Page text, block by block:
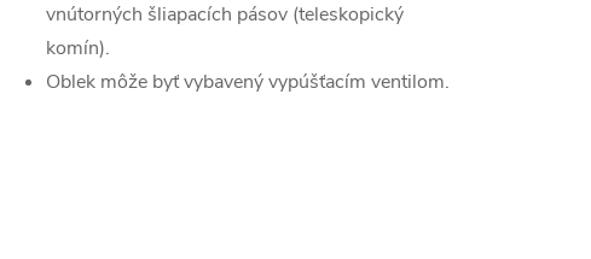
vnútorných šliapacích pásov (teleskopický
komín).
Oblek môže byť vybavený vypúšťacím ventilom.